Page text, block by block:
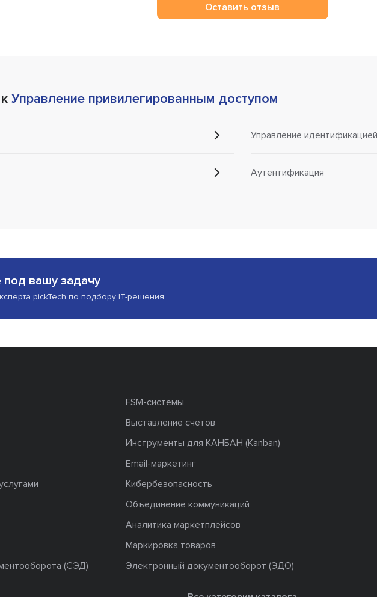
Оставить отзыв
Управление привилегированным доступом
Управление идентификацией
Аутентификация
вашу задачу
pickTech по подбору IT-решения
FSM-системы
Выставление счетов
Инструменты для КАНБАН (Kanban)
Email-маркетинг
Кибербезопасность
Объединение коммуникаций
Аналитика маркетплейсов
Маркировка товаров
(СЭД)
Электронный документооборот (ЭДО)